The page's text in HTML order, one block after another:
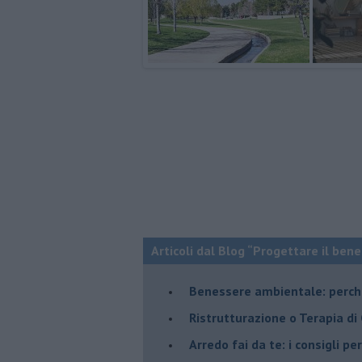
Articoli dal Blog “Progettare il
Benessere ambientale:
Ristrutturazione o Terapia di
​Arredo fai da te: i consigli